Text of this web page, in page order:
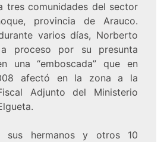
tres comunidades del sector
provincia de Arauco.
varios días, Norberto
proceso por su presunta
una “emboscada” que en
afectó en la zona a la
Adjunto del Ministerio
sus hermanos y otros 10